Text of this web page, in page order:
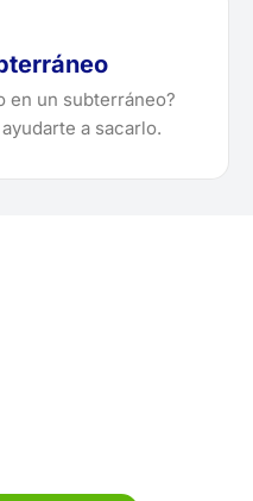
en un subterráneo?
a sacarlo.